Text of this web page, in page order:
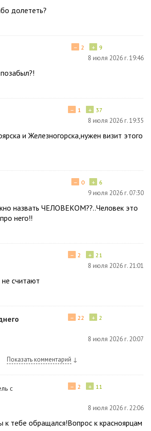
долететь?
+ 9
− 2
8 июля 2026 г. 19:46
+ 37
− 1
8 июля 2026 г. 19:35
и Железногорска,нужен визит этого
+ 6
− 0
9 июля 2026 г. 07:30
назвать ЧЕЛОВЕКОМ??..Человек это
него!!
+ 21
− 2
8 июля 2026 г. 21:01
считают
+ 2
− 22
8 июля 2026 г. 20:07
Показать комментарий ↓
с
+ 11
− 2
8 июля 2026 г. 22:06
к тебе обращался!Вопрос к красноярцам